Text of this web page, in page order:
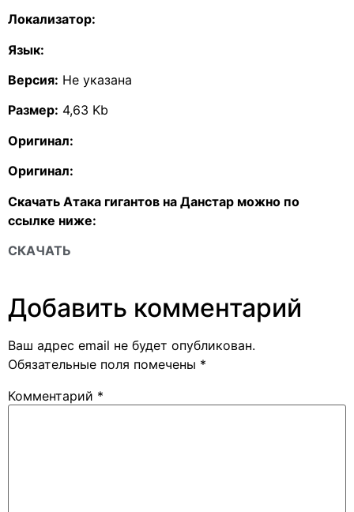
Локализатор:
Язык:
Версия: Не указана
Размер: 4,63 Kb
Оригинал:
Оригинал:
Скачать Атака гигантов на Данстар можно по
ссылке ниже:
СКАЧАТЬ
Добавить комментарий
Ваш адрес email не будет опубликован.
Обязательные поля помечены *
Комментарий *